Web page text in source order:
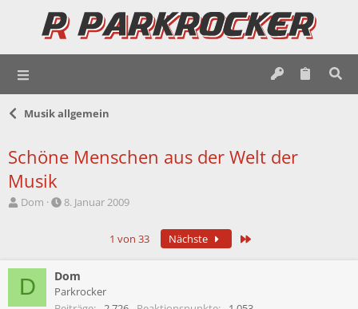
Musik allgemein
Schöne Menschen aus der Welt der
Musik
E
l
Dom
E
l
l
8. Januar 2009
1 von 33 Nächste
D Dom
Parkrocker